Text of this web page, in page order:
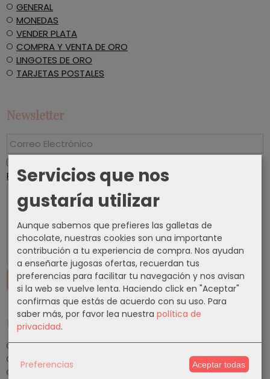
GENERAL
MONEDAS
VENDER PLATA
COMPRA Y VENTA DE ORO
LINGOTES DE ORO
TARJETAS POSTALES
Newsletter
Política de Privacidad
Últimos Posts
¡Descubra los Monedas más valiosas del mundo!
Articulos de Segunda Mano
Servicios que nos
gustaría utilizar
Aunque sabemos que prefieres las galletas de
chocolate, nuestras cookies son una importante
contribución a tu experiencia de compra. Nos ayudan
a enseñarte jugosas ofertas, recuerdan tus
preferencias para facilitar tu navegación y nos avisan
si la web se vuelve lenta. Haciendo click en "Aceptar"
confirmas que estás de acuerdo con su uso. Para
saber más, por favor lea nuestra política de
privacidad.
Preferencias Aceptar todas